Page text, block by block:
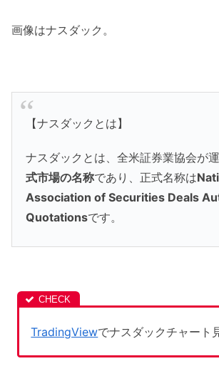
画像はナスダック。
【ナスダックとは】
ナスダックとは、全米証券業協会が
式市場の名称であり、正式名称は
Association of Securities Deals
Quotationsです。
TradingViewでナスダックチャート